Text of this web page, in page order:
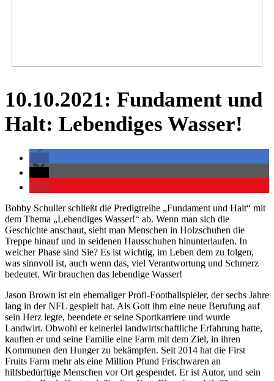
10.10.2021: Fundament und
Halt: Lebendiges Wasser!
Bobby Schuller schließt die Predigtreihe „Fundament und Halt“ mit
dem Thema „Lebendiges Wasser!“ ab. Wenn man sich die
Geschichte anschaut, sieht man Menschen in Holzschuhen die
Treppe hinauf und in seidenen Hausschuhen hinunterlaufen. In
welcher Phase sind Sie? Es ist wichtig, im Leben dem zu folgen,
was sinnvoll ist, auch wenn das, viel Verantwortung und Schmerz
bedeutet. Wir brauchen das lebendige Wasser!
Jason Brown ist ein ehemaliger Profi-Footballspieler, der sechs Jahre
lang in der NFL gespielt hat. Als Gott ihm eine neue Berufung auf
sein Herz legte, beendete er seine Sportkarriere und wurde
Landwirt. Obwohl er keinerlei landwirtschaftliche Erfahrung hatte,
kauften er und seine Familie eine Farm mit dem Ziel, in ihren
Kommunen den Hunger zu bekämpfen. Seit 2014 hat die First
Fruits Farm mehr als eine Million Pfund Frischwaren an
hilfsbedürftige Menschen vor Ort gespendet. Er ist Autor, und sein